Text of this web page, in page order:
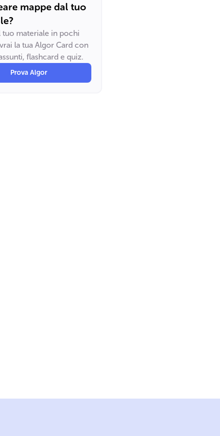
mappe dal tuo
tuo materiale in pochi
la tua Algor Card con
flashcard e quiz.
Prova Algor